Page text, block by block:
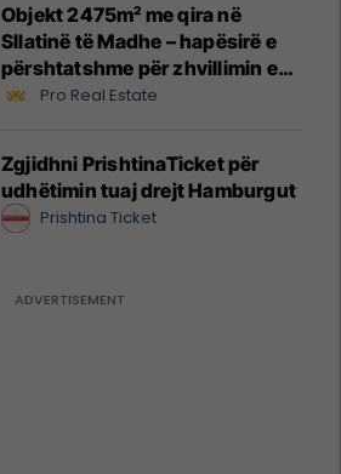
Objekt 2475m² me qira në
Sllatinë të Madhe – hapësirë e
përshtatshme për zhvillimin e
biznesit #16068
Pro Real Estate
Zgjidhni PrishtinaTicket për
udhëtimin tuaj drejt Hamburgut
Prishtina Ticket